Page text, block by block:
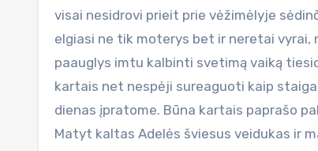
visai nesidrovi prieit prie vėžimėlyje
elgiasi ne tik moterys bet ir neretai vyrai,
paauglys imtu kalbinti svetimą vaiką
kartais net nespėji sureaguoti kaip
dienas įpratome. Būna kartais paprašo
Matyt kaltas Adelės šviesus veidukas ir